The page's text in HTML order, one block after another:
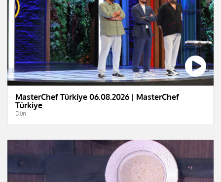
MasterChef Türkiye 06.08.2026 | MasterChef
Türkiye
Dün